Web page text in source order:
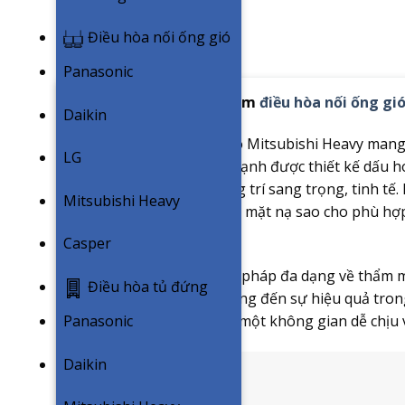
Điều hòa nối ống gió
Panasonic
Daikin
LG
Mitsubishi Heavy
Casper
Điều hòa tủ đứng
Panasonic
Daikin
Giới thiệu dòng sản phẩm điều hòa nối ống
Máy điều hòa nối ống gió Mitsubishi Heavy
nghi và sang trọng. Dàn lạnh được thiết kế dấu
không gian nội thất trang trí sang trọng, tinh
đổi hình dáng cửa thổi và mặt nạ sao cho phù
nội thất.
Không chỉ mang đến giải pháp đa dạng về
Mitsubishi Heavy còn mang đến sự hiệu quả
thể thoải mái tận hưởng một không gian dễ chịu